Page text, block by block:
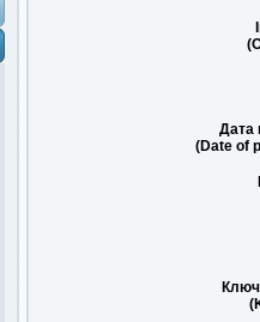
Дата
(Date of